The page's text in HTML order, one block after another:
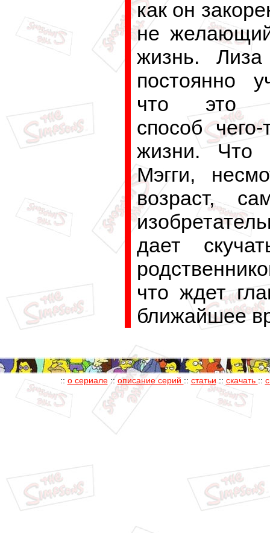
как он
не
жизнь.
постоянно
что это
способ
жизни. Что
Мэгги,
возраст,
дает
что ждет
ближайшее
:: о сериале:: описание серий :: статьи :: скачать ::